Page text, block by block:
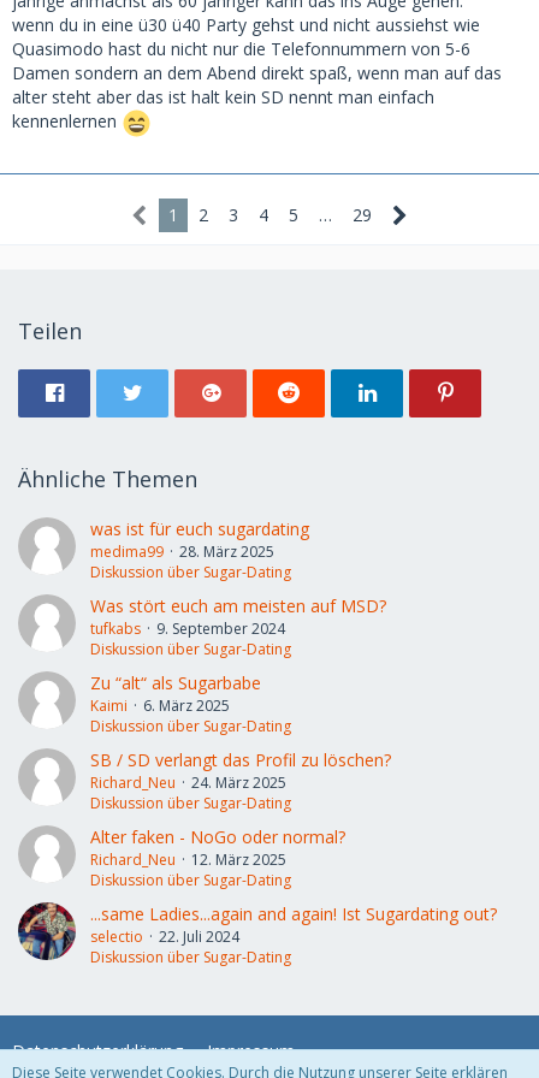
Ist das wirklich ein Fortschritt?
wenn du in eine ü30 ü40 Party gehst und nicht aussiehst wie
Quasimodo hast du nicht nur die Telefonnummern von 5-6
Damen sondern an dem Abend direkt spaß, wenn man auf das
alter steht aber das ist halt kein SD nennt man einfach
kennenlernen
1 2 3 4 5 … 29
Teilen
Ähnliche Themen
was ist für euch sugardating
medima99
28. März 2025
Diskussion über Sugar-Dating
Was stört euch am meisten auf MSD?
tufkabs
9. September 2024
Diskussion über Sugar-Dating
Zu “alt“ als Sugarbabe
Kaimi
6. März 2025
Diskussion über Sugar-Dating
SB / SD verlangt das Profil zu löschen?
Richard_Neu
24. März 2025
Diskussion über Sugar-Dating
Alter faken - NoGo oder normal?
Richard_Neu
12. März 2025
Diskussion über Sugar-Dating
...same Ladies...again and again! Ist Sugardating out?
selectio
22. Juli 2024
Diskussion über Sugar-Dating
Datenschutzerklärung Impressum
Diese Seite verwendet Cookies. Durch die Nutzung unserer Seite erklären